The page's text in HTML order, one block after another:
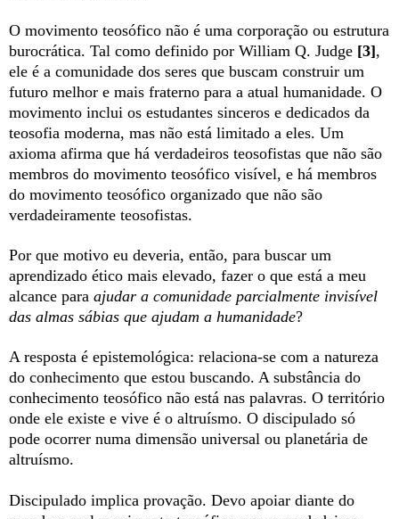
O movimento teosófico não é uma corporação ou estrutura
burocrática. Tal como definido por William Q. Judge [3],
ele é a comunidade dos seres que buscam construir um
futuro melhor e mais fraterno para a atual humanidade. O
movimento inclui os estudantes sinceros e dedicados da
teosofia moderna, mas não está limitado a eles. Um
axioma afirma que há verdadeiros teosofistas que não são
membros do movimento teosófico visível, e há membros
do movimento teosófico organizado que não são
verdadeiramente teosofistas.
Por que motivo eu deveria, então, para buscar um
aprendizado ético mais elevado, fazer o que está a meu
alcance para ajudar a comunidade parcialmente invisível
das almas sábias que ajudam a humanidade?
A resposta é epistemológica: relaciona-se com a natureza
do conhecimento que estou buscando. A substância do
conhecimento teosófico não está nas palavras. O território
onde ele existe e vive é o altruísmo. O discipulado só
pode ocorrer numa dimensão universal ou planetária de
altruísmo.
Discipulado implica provação. Devo apoiar diante do